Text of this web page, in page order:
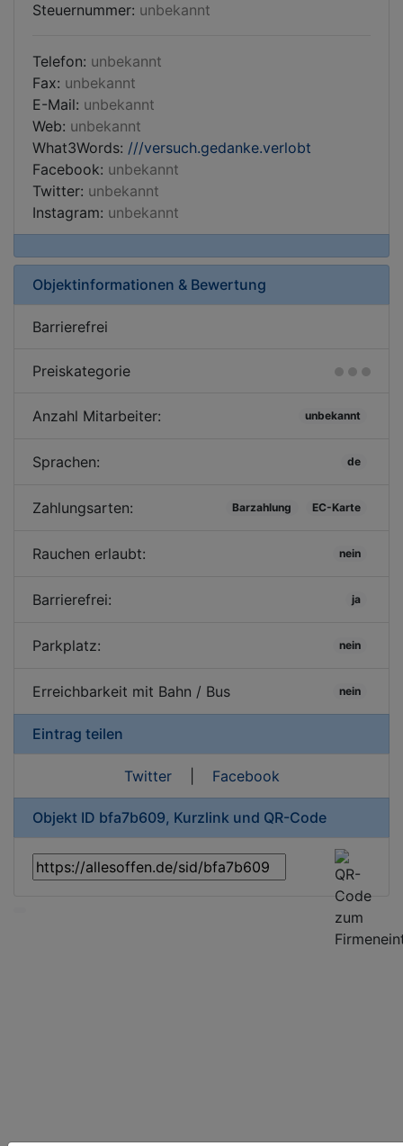
Steuernummer: unbekannt
Telefon: unbekannt
Fax: unbekannt
E-Mail: unbekannt
Web: unbekannt
What3Words: ///versuch.gedanke.verlobt
Facebook: unbekannt
Twitter: unbekannt
Instagram: unbekannt
Objektinformationen & Bewertung
Barrierefrei
Preiskategorie
Anzahl Mitarbeiter: unbekannt
Sprachen: de
Zahlungsarten: Barzahlung EC-Karte
Rauchen erlaubt: nein
Barrierefrei: ja
Parkplatz: nein
Erreichbarkeit mit Bahn / Bus nein
Eintrag teilen
Twitter| Facebook
Objekt ID bfa7b609, Kurzlink und QR-Code